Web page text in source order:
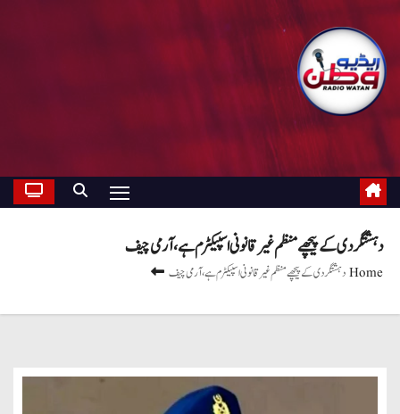
دہشتگردی کے پیچھے منظم غیر قانونی اسپیکٹرم ہے ، آرمی چیف
Homeدہشتگردی کے پیچھے منظم غیر قانونی اسپیکٹرم ہے ، آرمی چیف